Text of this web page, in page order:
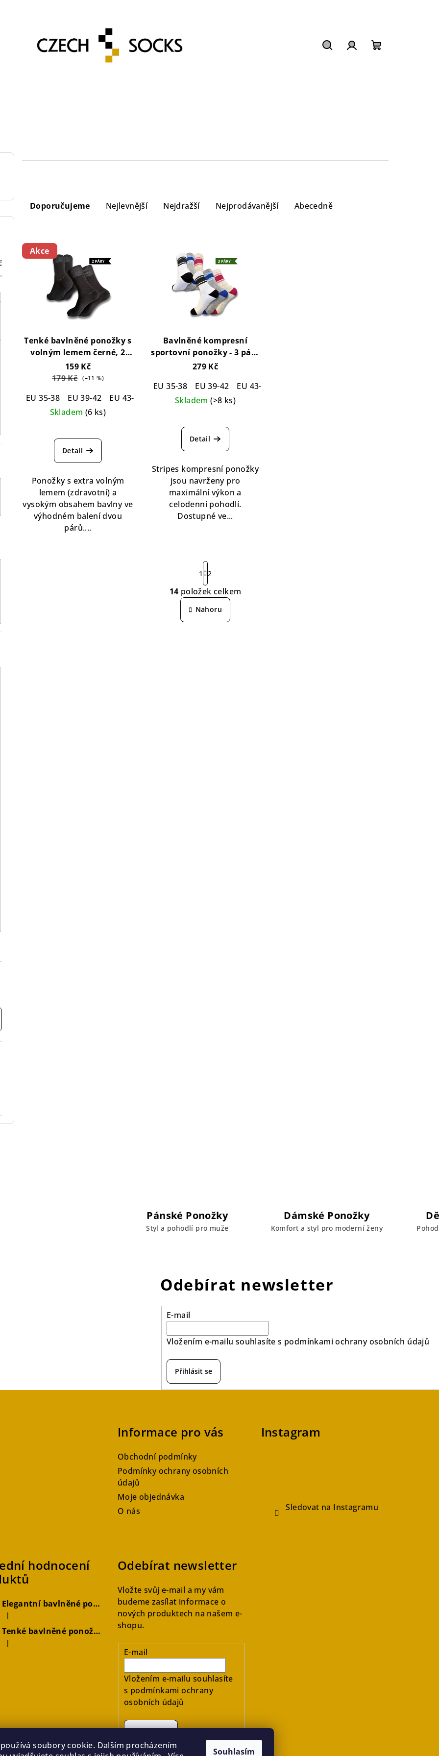
soubory cookie. Dalším procházením
Souhlasím
a
e
o
d
k
Doporučujeme Nejlevnější Nejdražší Nejprodávanější Abecedně
V
ý
p
d
Akce
Tenké bavlněné ponožky s
volným lemem černé, 2
Loose Top Cotton
Socks Black 2-pack
159 Kč
179 Kč (–11 %)
EU 35-38 EU 39-42 EU 43-46
EU 47-50
Skladem (6 ks)
hodnocení
produktu
je
5,0
z
5
hvězdiček.
Detail
Ponožky s extra volným
lemem (zdravotní) a
vysokým obsahem bavlny ve
výhodném balení dvou
párů....
Bavlněné kompresní
sportovní ponožky - 3 páry
(Fitness Women)
For Women - 3 pack
279 Kč
EU 35-38
EU 39-42
EU 43-46
Skladem(>8 ks)
hodnocení
produktu
je
5,0
z
5
hvězdiček.
Detail
Stripes kompresní ponožky
jsou navrženy pro
maximální výkon a
celodenní pohodlí.
Dostupné ve...
O
v
l
S
t
r
á
n
k
1 2
14 položek celkem
Nahoru
Pánské Ponožky
Styl a pohodlí pro muže
Dámské Ponožky
Komfort a styl pro moderní ženy
Odebírat newsletter
E-mail
Vložením e-mailu souhlasíte s podmínkami ochrany osobních údajů
Přihlásit se
Informace pro vás
Obchodní podmínky
Podmínky ochrany osobních
údajů
Moje objednávka
O nás
Instagram
Sledovat na Instagramu
hodnocení
Elegantní bavlněné ponožky černé - v balení 2 párů Simply Cotton Black Socks 2-pack
Hodnocení produktu je 5 z 5 hvězdiček.
|
Tenké bavlněné ponožky s volným lemem hořčicové, 2 páry
Hodnocení produktu je 4 z 5 hvězdiček.
|
Odebírat newsletter
Vložte svůj e-mail a my vám
budeme zasílat informace o
nových produktech na našem e-
shopu.
E-mail
Vložením e-mailu souhlasíte
s podmínkami ochrany
osobních údajů